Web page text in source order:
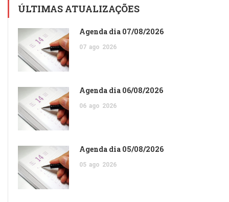
ÚLTIMAS ATUALIZAÇÕES
Agenda dia 07/08/2026
07 ago 2026
Agenda dia 06/08/2026
06 ago 2026
Agenda dia 05/08/2026
05 ago 2026